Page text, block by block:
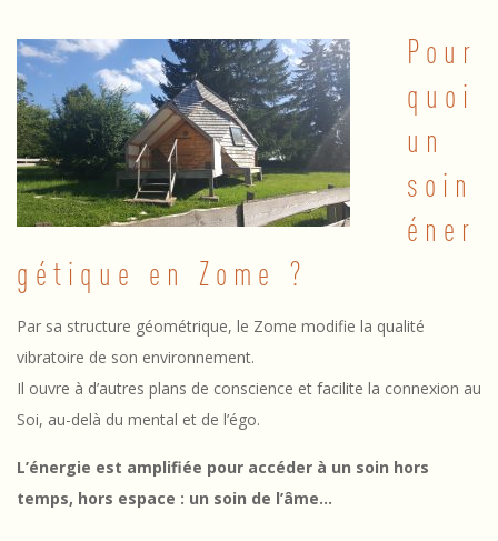
2
2
/
0
4
/
1
7
–
o
Pour
quoi
un
soin
éner
gétique en Zome ?
Par sa structure géométrique, le Zome modifie la qualité
vibratoire de son environnement.
Il ouvre à d’autres plans de conscience et facilite la connexion au
Soi, au-delà du mental et de l’égo.
L’énergie est amplifiée pour accéder à un soin hors
temps, hors espace : un soin de l’âme…